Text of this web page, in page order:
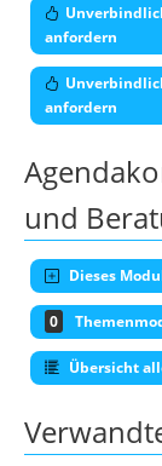
anfordern
anfordern
und
Dieses
0
Übersicht